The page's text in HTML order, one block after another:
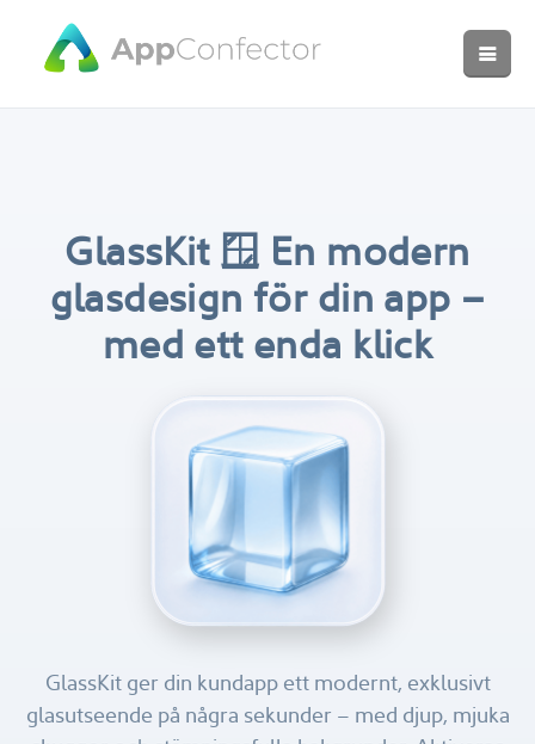
GlassKit 🪟 En modern
glasdesign för din app –
med ett enda klick
GlassKit ger din kundapp ett modernt, exklusivt
glasutseende på några sekunder – med djup, mjuka